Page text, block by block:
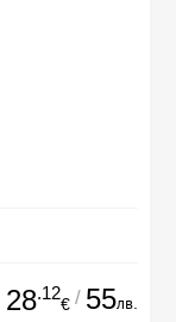
28.12
€ / 55лв.